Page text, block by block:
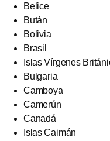
Belice
Bután
Bolivia
Brasil
Islas Vírgenes
Bulgaria
Camboya
Camerún
Canadá
Islas Caimán